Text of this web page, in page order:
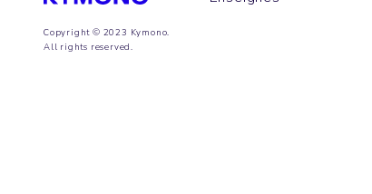
Copyright © 2023 Kymono.
All rights reserved.